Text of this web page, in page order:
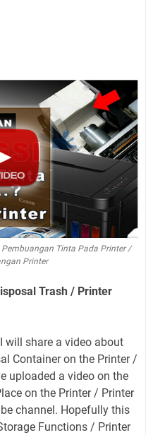
Tinta Pada Printer /
Printer
Trash / Printer
will share a video about
Container on the Printer /
uploaded a video on the
on the Printer / Printer
channel. Hopefully this
Functions / Printer